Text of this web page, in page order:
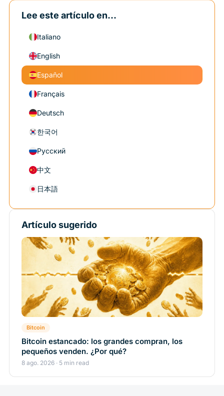
Lee este artículo en...
Italiano
English
Español
Français
Deutsch
한국어
Русский
中文
日本語
Artículo sugerido
Bitcoin
Bitcoin estancado: los grandes compran, los
pequeños venden. ¿Por qué?
8 ago. 2026 · 5 min read